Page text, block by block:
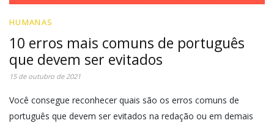
HUMANAS
10 erros mais comuns de português
que devem ser evitados
15 de outubro de 2021
Você consegue reconhecer quais são os erros comuns de
português que devem ser evitados na redação ou em demais